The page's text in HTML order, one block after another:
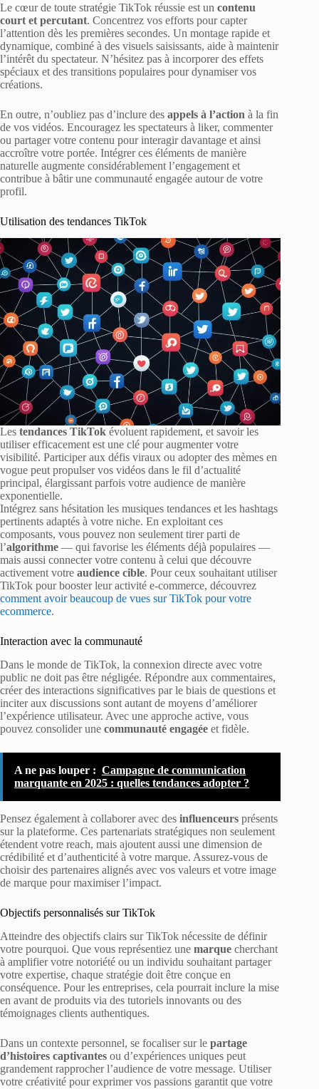
Le cœur de toute stratégie TikTok réussie est un contenu
court et percutant. Concentrez vos efforts pour capter
l’attention dès les premières secondes. Un montage rapide et
dynamique, combiné à des visuels saisissants, aide à maintenir
l’intérêt du spectateur. N’hésitez pas à incorporer des effets
spéciaux et des transitions populaires pour dynamiser vos
créations.
En outre, n’oubliez pas d’inclure des appels à l’action à la fin
de vos vidéos. Encouragez les spectateurs à liker, commenter
ou partager votre contenu pour interagir davantage et ainsi
accroître votre portée. Intégrer ces éléments de manière
naturelle augmente considérablement l’engagement et
contribue à bâtir une communauté engagée autour de votre
profil.
Utilisation des tendances TikTok
Les tendances TikTok évoluent rapidement, et savoir les
utiliser efficacement est une clé pour augmenter votre
visibilité. Participer aux défis viraux ou adopter des mèmes en
vogue peut propulser vos vidéos dans le fil d’actualité
principal, élargissant parfois votre audience de manière
exponentielle.
Intégrez sans hésitation les musiques tendances et les hashtags
pertinents adaptés à votre niche. En exploitant ces
composants, vous pouvez non seulement tirer parti de
l’algorithme — qui favorise les éléments déjà populaires —
mais aussi connecter votre contenu à celui que découvre
activement votre audience cible. Pour ceux souhaitant utiliser
TikTok pour booster leur activité e-commerce, découvrez
comment avoir beaucoup de vues sur TikTok pour votre
ecommerce.
Interaction avec la communauté
Dans le monde de TikTok, la connexion directe avec votre
public ne doit pas être négligée. Répondre aux commentaires,
créer des interactions significatives par le biais de questions et
inciter aux discussions sont autant de moyens d’améliorer
l’expérience utilisateur. Avec une approche active, vous
pouvez consolider une communauté engagée et fidèle.
A ne pas louper : Campagne de communication
marquante en 2025 : quelles tendances adopter ?
Pensez également à collaborer avec des influenceurs présents
sur la plateforme. Ces partenariats stratégiques non seulement
étendent votre reach, mais ajoutent aussi une dimension de
crédibilité et d’authenticité à votre marque. Assurez-vous de
choisir des partenaires alignés avec vos valeurs et votre image
de marque pour maximiser l’impact.
Objectifs personnalisés sur TikTok
Atteindre des objectifs clairs sur TikTok nécessite de définir
votre pourquoi. Que vous représentiez une marque cherchant
à amplifier votre notoriété ou un individu souhaitant partager
votre expertise, chaque stratégie doit être conçue en
conséquence. Pour les entreprises, cela pourrait inclure la mise
en avant de produits via des tutoriels innovants ou des
témoignages clients authentiques.
Dans un contexte personnel, se focaliser sur le partage
d’histoires captivantes ou d’expériences uniques peut
grandement rapprocher l’audience de votre message. Utiliser
votre créativité pour exprimer vos passions garantit que votre